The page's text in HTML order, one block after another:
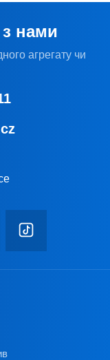
з нами
агрегату чи